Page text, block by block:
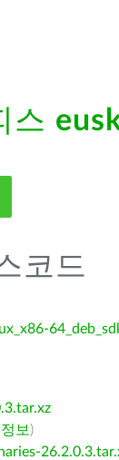
스
코드
정보 )